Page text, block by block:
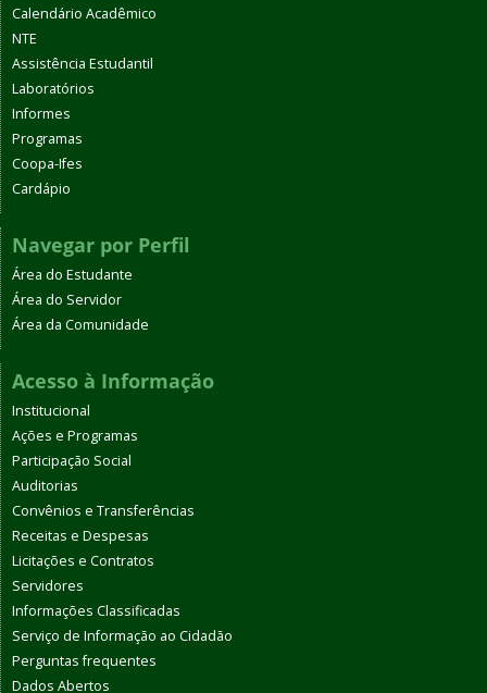
Calendário Acadêmico
NTE
Assistência Estudantil
Laboratórios
Informes
Programas
Coopa-Ifes
Cardápio
Navegar por Perfil
Área do Estudante
Área do Servidor
Área da Comunidade
Acesso à Informação
Institucional
Ações e Programas
Participação Social
Auditorias
Convênios e Transferências
Receitas e Despesas
Licitações e Contratos
Servidores
Informações Classificadas
Serviço de Informação ao Cidadão
Perguntas frequentes
Dados Abertos